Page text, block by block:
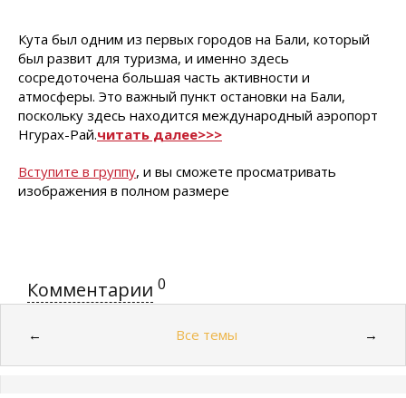
Кута был одним из первых городов на Бали, который
был развит для туризма, и именно здесь
сосредоточена большая часть активности и
атмосферы. Это важный пункт остановки на Бали,
поскольку здесь находится международный аэропорт
Нгурах-Рай.читать далее>>>
Вступите в группу, и вы сможете просматривать
изображения в полном размере
Комментарии 0
← Все темы →